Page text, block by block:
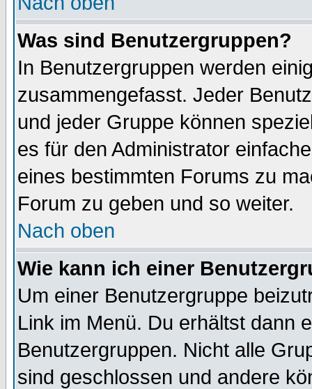
Was sind Benutzergruppen?
In Benutzergruppen werden
zusammengefasst. Jeder
und jeder Gruppe können
es für den Administrator
eines bestimmten Forums zu
Forum zu geben und so weiter.
Nach oben
Wie kann ich einer
Um einer Benutzergruppe
Link im Menü. Du erhältst dann
Benutzergruppen. Nicht alle
sind geschlossen und andere